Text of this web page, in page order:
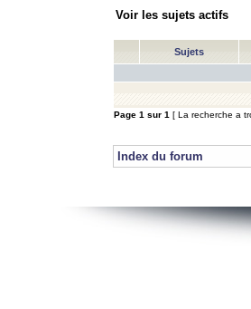
Voir les sujets actifs
Sujets
Page 1 sur 1 [ La recherche a
Index du forum